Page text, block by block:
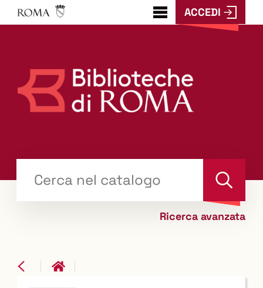
???
menu.button???
ACCEDI
il tuo libro "Catalogo"
Cerca
Ricerca avanzata